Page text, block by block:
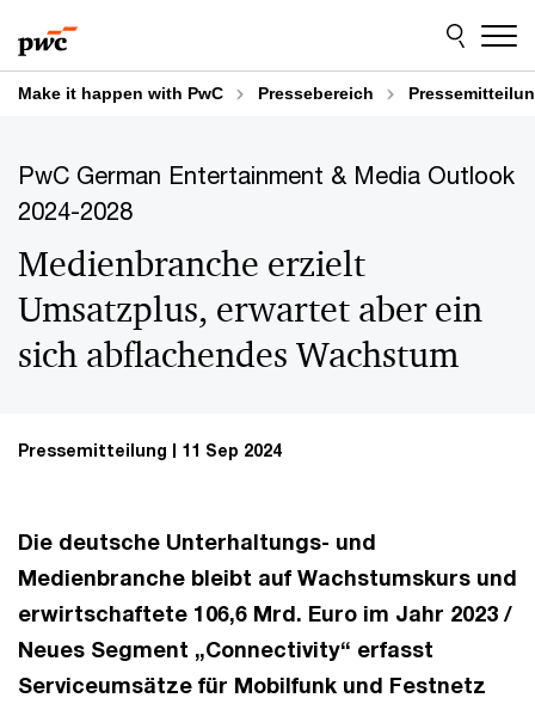
to
content
to
footer
Make it happen with PwC Pressebereich
PwC German Entertainment & Media Outlook
2024-2028
Medienbranche erzielt
Umsatzplus, erwartet aber ein
sich abflachendes Wachstum
Pressemitteilung 11 Sep 2024
Die deutsche Unterhaltungs- und
Medienbranche bleibt auf Wachstumskurs und
erwirtschaftete 106,6 Mrd. Euro im Jahr 2023 /
Neues Segment „Connectivity“ erfasst
Serviceumsätze für Mobilfunk und Festnetz